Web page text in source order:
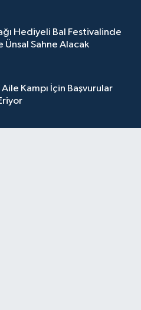
Hediyeli Bal Festivalinde
Ünsal Sahne Alacak
Aile Kampı İçin Başvurular